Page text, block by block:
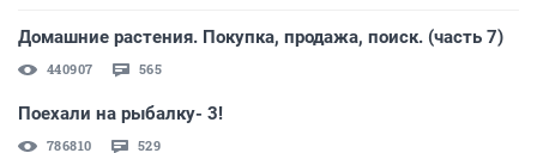
Домашние растения. Покупка, продажа, поиск. (часть 7)
440907 565
Поехали на рыбалку- 3!
786810 529